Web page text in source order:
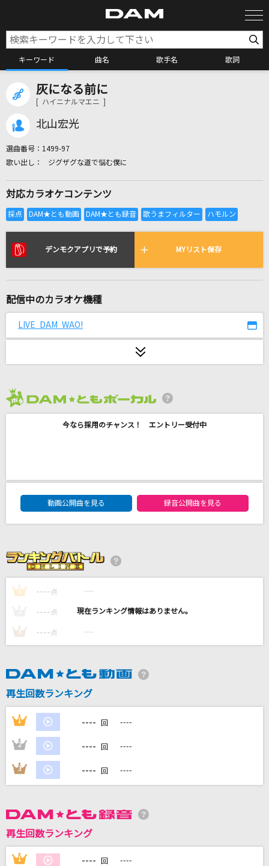
キーワード 曲名 歌手名 歌詞
カラオケ検索
全国りれき
リアルタイムで歌われている曲の一覧
[生音]白い恋人達
綺麗事
[生音]さよならエレジー
カラフルピーチ
海の声
浦島太郎(桐谷健太)
IRIS OUT
wowaka feat.初音ミク
カラオケ最新情報をチェック！
灰になる前に
[ ハイニナルマエニ ]
北山宏光
選曲番号： 1499-97
ジグザグな道で悩む僕に
対応カラオケコンテンツ
デンモクアプリで予約 MYリスト保存
配信中のカラオケ機種
LIVE DAM WAO!
今なら採用のチャンス！ エントリー受付中
DAM★ともボーカルエントリーランキング
動画公開曲を見る
録音公開曲を見る
1 ---- 点 ----
---- 点 ----
3 ---- 点 ----
再生回数ランキング
1 ---- 回 ----
2 ---- 回 ----
3 ---- 回 ----
再生回数ランキング
1 ---- 回 ----